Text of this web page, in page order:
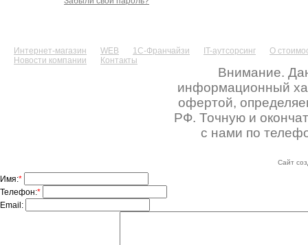
Интернет-магазин WEB 1С-Франчайзи IT-аутсорсинг
О
Новости компании
Контакты
Внимание.
информационный
офертой,
РФ. Точную и
с нами по
Сайт
Имя:*
Телефон:*
Email: